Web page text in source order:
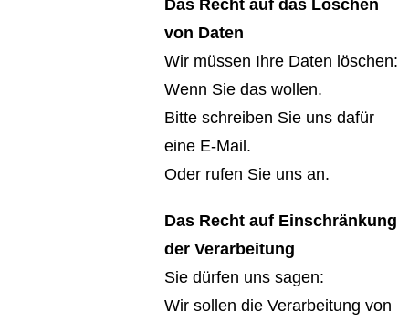
Das Recht auf das Löschen
von Daten
Wir müssen Ihre Daten löschen:
Wenn Sie das wollen.
Bitte schreiben Sie uns dafür
eine E-Mail.
Oder rufen Sie uns an.
Das Recht auf Einschränkung
der Verarbeitung
Sie dürfen uns sagen:
Wir sollen die Verarbeitung von